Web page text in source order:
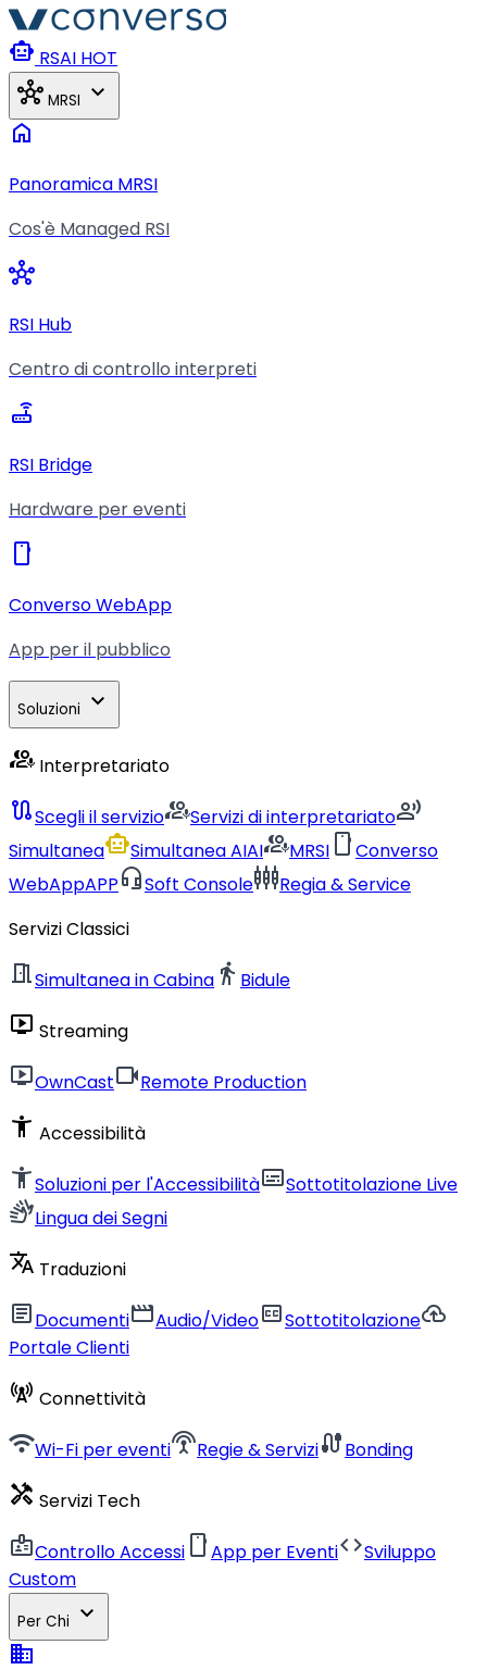
Vai al contenuto principale
smart_toy RSAI HOT
hub MRSI expand_more
home
Panoramica MRSI
Cos'è Managed RSI
hub
RSI Hub
Centro di controllo interpreti
router
RSI Bridge
Hardware per eventi
smartphone
Converso WebApp
App per il pubblico
Soluzioni expand_more
interpreter_mode Interpretariato
routeScegli il serviziointerpreter_modeServizi di interpretariatorecord_voice_over
Simultaneasmart_toySimultanea AIAIinterpreter_modeMRSI smartphoneConverso
WebAppAPPheadset_micSoft Consolesettings_input_componentRegia & Service
Servizi Classici
meeting_roomSimultanea in Cabina directions_walk Bidule
live_tv Streaming
live_tvOwnCastvideocamRemote Production
accessibility_new Accessibilità
accessibility_newSoluzioni per l'AccessibilitàsubtitlesSottotitolazione Live
sign_languageLingua dei Segni
translate Traduzioni
articleDocumentimovieAudio/Videoclosed_captionSottotitolazionecloud_upload
Portale Clienti
cell_tower Connettività
wifiWi-Fi per eventisettings_input_antennaRegie & ServizicableBonding
handyman Servizi Tech
badgeControllo Accessi smartphoneApp per EventicodeSviluppo
Custom
Per Chi expand_more
business